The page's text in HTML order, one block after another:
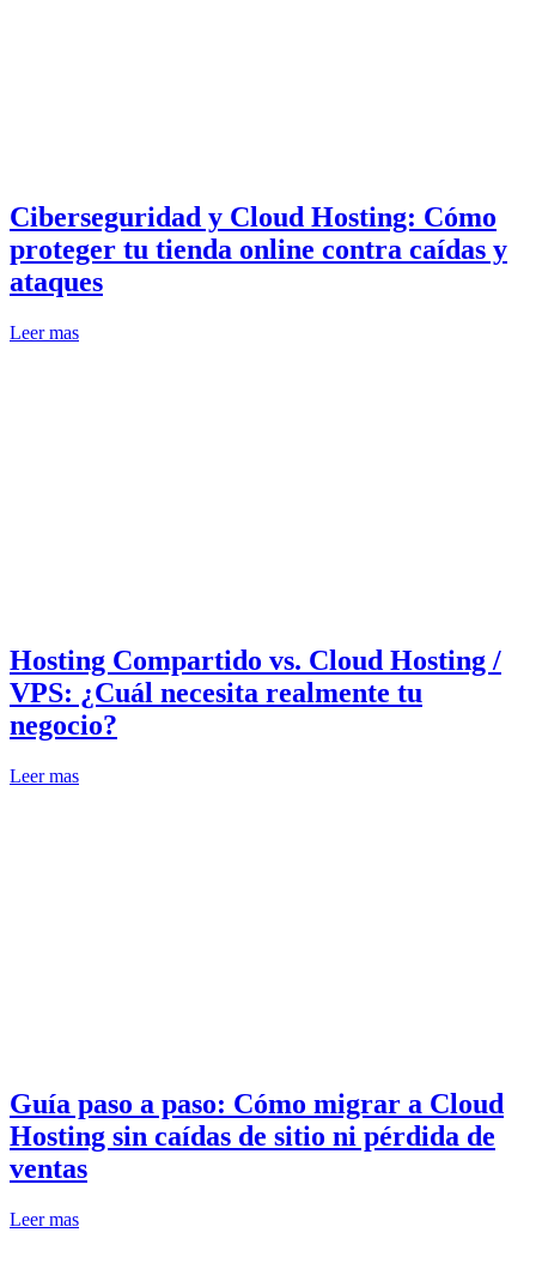
Ciberseguridad y Cloud Hosting: Cómo
proteger tu tienda online contra caídas y
ataques
Leer mas
Hosting Compartido vs. Cloud Hosting /
VPS: ¿Cuál necesita realmente tu
negocio?
Leer mas
Guía paso a paso: Cómo migrar a Cloud
Hosting sin caídas de sitio ni pérdida de
ventas
Leer mas